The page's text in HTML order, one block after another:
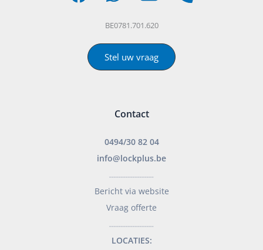
BE0781.701.620
Stel uw vraag
Contact
0494/30 82 04
info@lockplus.be
Bericht via website
Vraag offerte
LOCATIES: